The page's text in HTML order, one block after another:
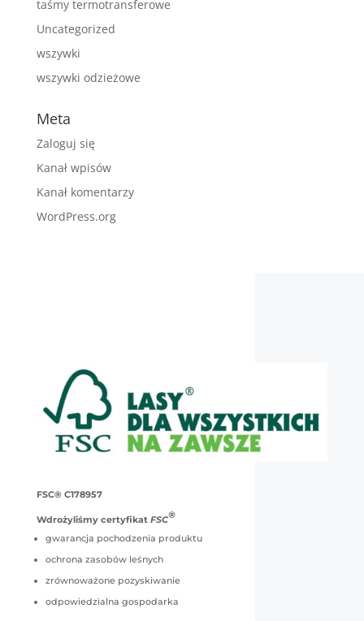
taśmy termotransferowe
Uncategorized
wszywki
wszywki odzieżowe
Meta
Zaloguj się
Kanał wpisów
Kanał komentarzy
WordPress.org
FSC® C178957
Wdrożyliśmy certyfikat FSC®
gwarancja pochodzenia produktu
ochrona zasobów leśnych
zrównoważone pozyskiwanie
odpowiedzialna gospodarka